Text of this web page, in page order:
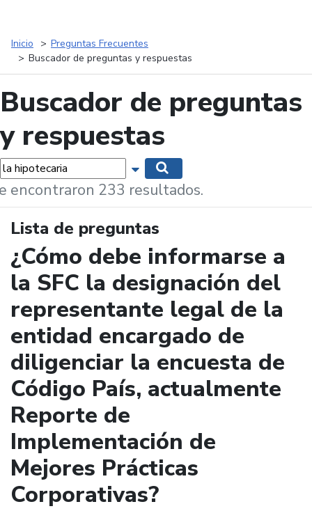
Inicio
Preguntas Frecuentes
Buscador de preguntas y respuestas
Buscador de preguntas
y respuestas
Mostrar opciones de búsqueda
encontraron 233 resultados.
Lista de preguntas
¿Cómo debe informarse a
la SFC la designación del
representante legal de la
entidad encargado de
diligenciar la encuesta de
Código País, actualmente
Reporte de
Implementación de
Mejores Prácticas
Corporativas?